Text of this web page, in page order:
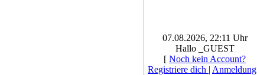
07.08.2026, 22:11 Uhr
Hallo _GUEST
[ Noch kein Account?
Registriere dich | Anmeldung